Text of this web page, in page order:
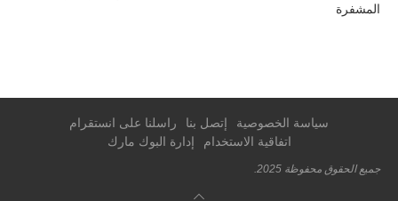
المشفرة
سياسة الخصوصية إتصل بنا
راسلنا على انستقرام
اتفاقية الاستخدام
إدارة البوك مارك
جميع الحقوق محفوظة 2025.